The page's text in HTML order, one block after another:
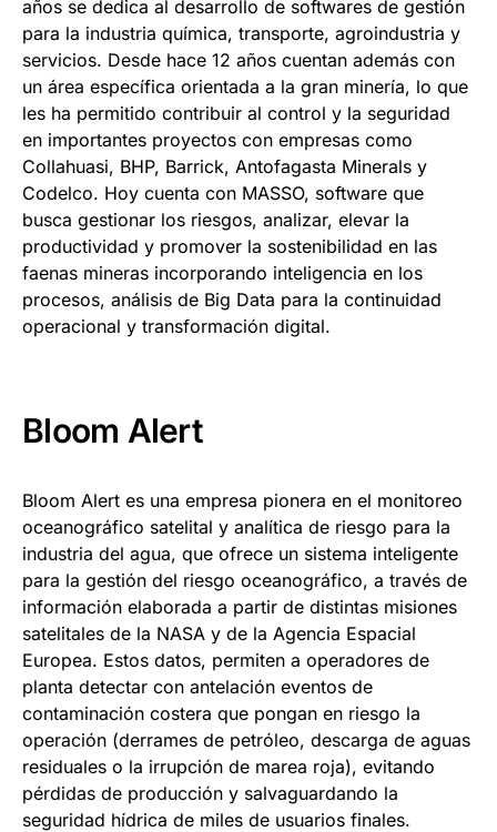
años se dedica al desarrollo de softwares de gestión
para la industria química, transporte, agroindustria y
servicios. Desde hace 12 años cuentan además con
un área específica orientada a la gran minería, lo que
les ha permitido contribuir al control y la seguridad
en importantes proyectos con empresas como
Collahuasi, BHP, Barrick, Antofagasta Minerals y
Codelco. Hoy cuenta con MASSO, software que
busca gestionar los riesgos, analizar, elevar la
productividad y promover la sostenibilidad en las
faenas mineras incorporando inteligencia en los
procesos, análisis de Big Data para la continuidad
operacional y transformación digital.
Bloom Alert
Bloom Alert es una empresa pionera en el monitoreo
oceanográfico satelital y analítica de riesgo para la
industria del agua, que ofrece un sistema inteligente
para la gestión del riesgo oceanográfico, a través de
información elaborada a partir de distintas misiones
satelitales de la NASA y de la Agencia Espacial
Europea. Estos datos, permiten a operadores de
planta detectar con antelación eventos de
contaminación costera que pongan en riesgo la
operación (derrames de petróleo, descarga de aguas
residuales o la irrupción de marea roja), evitando
pérdidas de producción y salvaguardando la
seguridad hídrica de miles de usuarios finales.